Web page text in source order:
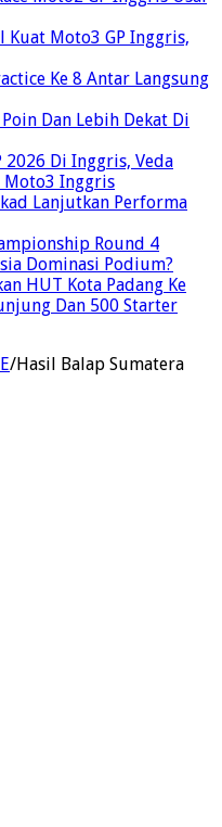
Kuat Moto3 GP Inggris,
Ke 8 Antar Langsung
Dan Lebih Dekat Di
2026 Di Inggris, Veda
Moto3 Inggris
Lanjutkan Performa
Round 4
Dominasi Podium?
HUT Kota Padang Ke
Dan 500 Starter
/Hasil Balap Sumatera